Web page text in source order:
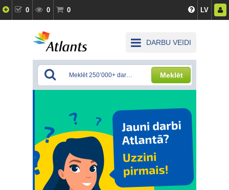
0 0 0 LV
DARBU VEIDI
Meklēt